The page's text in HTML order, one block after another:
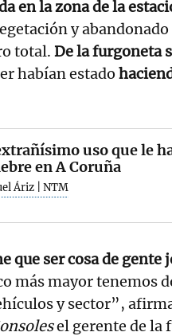
en la zona de la
y
total. De la furgoneta
habían estado
uso que le
en A Coruña
Áriz | NTM
que ser cosa de gente
más mayor tenemos
y sector”,
el gerente de la